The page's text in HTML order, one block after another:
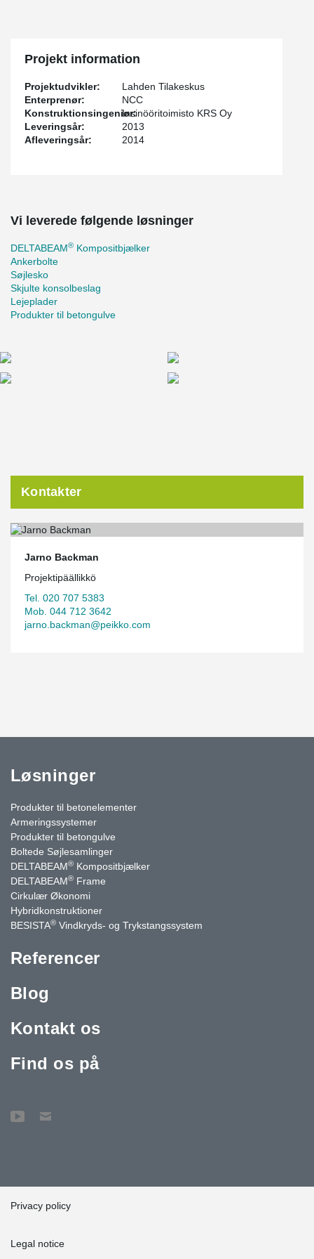
Projekt information
Projektudvikler:
Lahden Tilakeskus
Enterprenør:
NCC
Konstruktionsingeniør:Insinööritoimisto KRS Oy
Leveringsår:
2013
Afleveringsår:
2014
Vi leverede følgende løsninger
DELTABEAM® Kompositbjælker
Ankerbolte
Søjlesko
Skjulte konsolbeslag
Lejeplader
Produkter til betongulve
Kontakter
Jarno Backman
Projektipäällikkö
Tel. 020 707 5383
Mob. 044 712 3642
jarno.backman@peikko.com
Løsninger
Produkter til betonelementer
Armeringssystemer
Produkter til betongulve
Boltede Søjlesamlinger
DELTABEAM® Kompositbjælker
DELTABEAM® Frame
Cirkulær Økonomi
Hybridkonstruktioner
BESISTA® Vindkryds- og Trykstangssystem
Referencer
Blog
Kontakt os
Find os på
Privacy policy
Legal notice